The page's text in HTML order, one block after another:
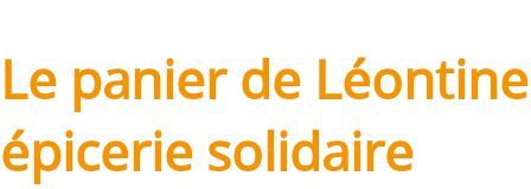
Le panier de Léontine
épicerie solidaire